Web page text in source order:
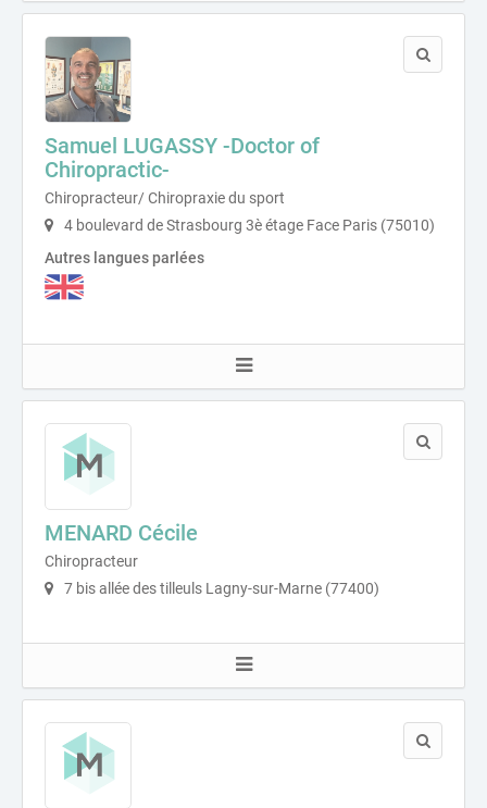
Samuel LUGASSY -Doctor of
Chiropractic-
Chiropracteur/ Chiropraxie du sport
4 boulevard de Strasbourg 3è étage Face Paris (75010)
Autres langues parlées
MENARD Cécile
Chiropracteur
7 bis allée des tilleuls Lagny-sur-Marne (77400)